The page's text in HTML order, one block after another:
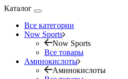
Каталог
Все категории
Now Sports
Now Sports
Все товары
Аминокислоты
Аминокислоты